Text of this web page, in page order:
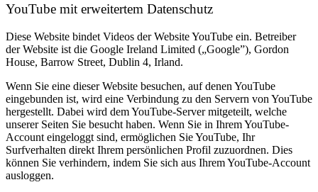
YouTube mit erweitertem Datenschutz
Diese Website bindet Videos der Website YouTube ein. Betreiber
der Website ist die Google Ireland Limited („Google”), Gordon
House, Barrow Street, Dublin 4, Irland.
Wenn Sie eine dieser Website besuchen, auf denen YouTube
eingebunden ist, wird eine Verbindung zu den Servern von YouTube
hergestellt. Dabei wird dem YouTube-Server mitgeteilt, welche
unserer Seiten Sie besucht haben. Wenn Sie in Ihrem YouTube-
Account eingeloggt sind, ermöglichen Sie YouTube, Ihr
Surfverhalten direkt Ihrem persönlichen Profil zuzuordnen. Dies
können Sie verhindern, indem Sie sich aus Ihrem YouTube-Account
ausloggen.